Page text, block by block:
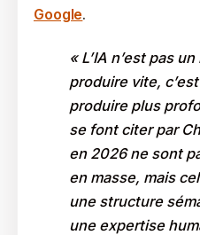
Google.
« L’IA n’est pas
produire vite,
produire plus
se font citer par
en 2026 ne sont
en masse, mais
une structure
une expertise